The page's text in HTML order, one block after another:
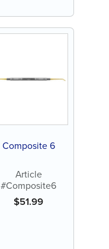
Composite 6
Article
#Composite6
$51.99